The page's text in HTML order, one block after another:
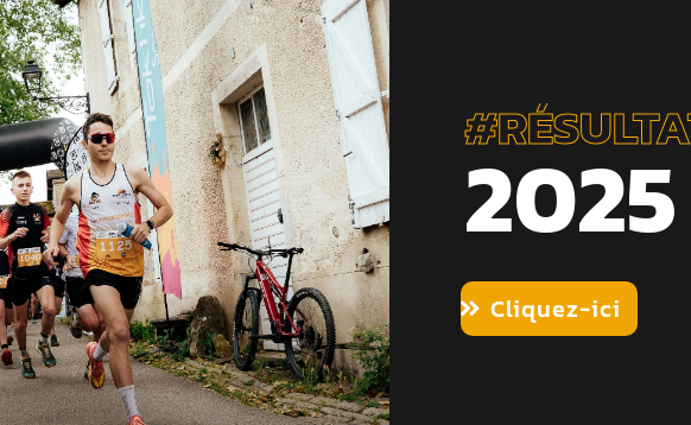
2025
Cliquez-ici